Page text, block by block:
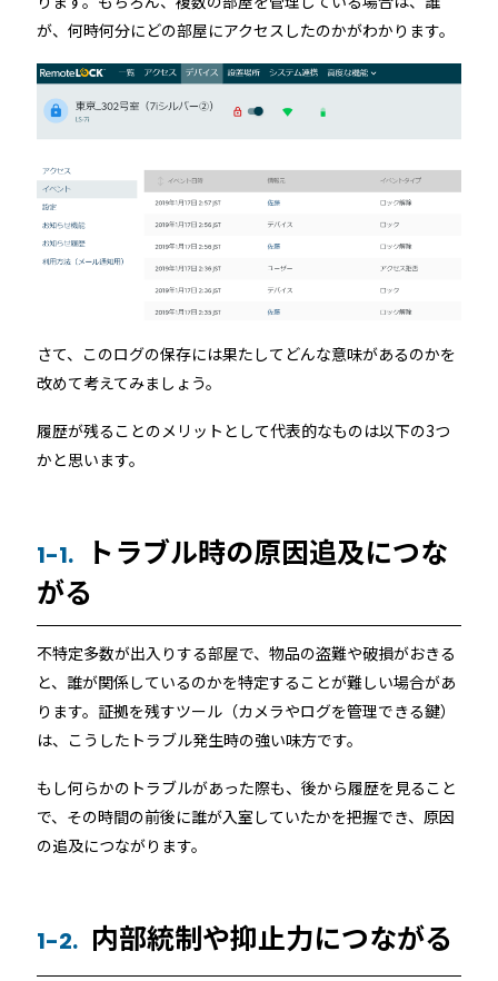
が、何時何分にどの部屋にアクセスしたのかがわかります。
さて、このログの保存には果たしてどんな意味があるのかを
改めて考えてみましょう。
履歴が残ることのメリットとして代表的なものは以下の3つ
かと思います。
1-1.
トラブル時の原因追及につな
がる
不特定多数が出入りする部屋で、物品の盗難や破損がおきる
と、誰が関係しているのかを特定することが難しい場合があ
ります。証拠を残すツール（カメラやログを管理できる鍵）
は、こうしたトラブル発生時の強い味方です。
もし何らかのトラブルがあった際も、後から履歴を見ること
で、その時間の前後に誰が入室していたかを把握でき、原因
の追及につながります。
1-2. 内部統制や抑止力につながる
とポイントを解説
Apple ウォレットを使った宿泊施設のキーレス化と
は？
ユニバーサルアクセスキー＆かぎ
パス
他社スマートロックとの連携
システム連携トップ
連携システム一覧
API連携
製品情報
製品情報トップ
製品ラインナップ
RemoteLOCK 500i
RemoteLOCK 700i
RemoteLOCK 8j-S
利用事例
利用事例トップ
事例一覧
レンタルスペース
導入の流れ
料金
お役立ち記事